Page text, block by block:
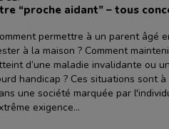
“proche aidant” – tous
permettre à un parent âgé
à la maison ? Comment
d’une maladie invalidante ou
handicap ? Ces situations sont
une société marquée par
exigence...